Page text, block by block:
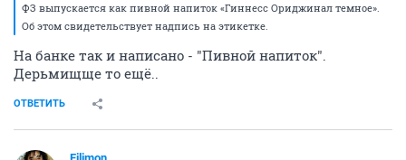
ФЗ выпускается как пивной напиток «Гиннесс Ориджинал темное».
Об этом свидетельствует надпись на этикетке.
На банке так и написано - "Пивной напиток".
Дерьмищще то ещё..
ОТВЕТИТЬ